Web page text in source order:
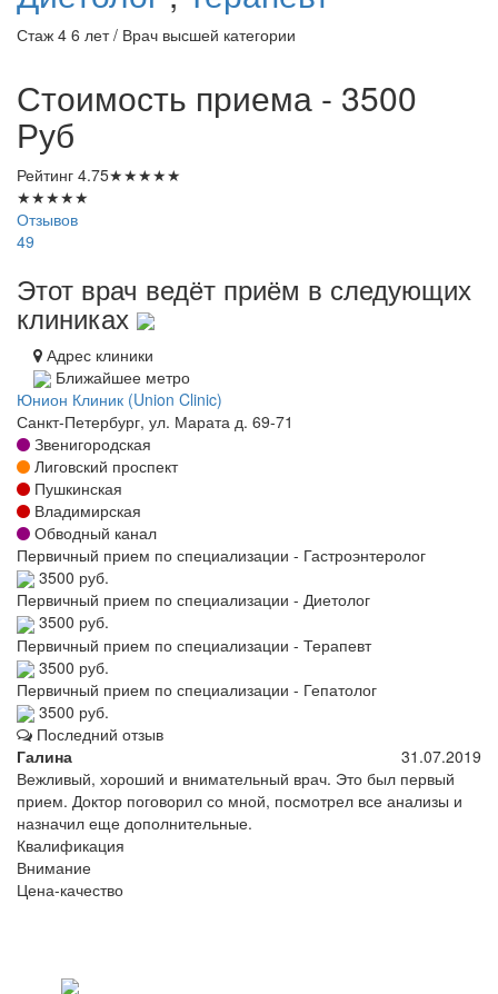
Стаж 4 6 лет / Врач высшей категории
Стоимость приема - 3500
Руб
Рейтинг 4.75★★★★★
★★★★★
Отзывов
49
Этот врач ведёт приём в следующих
клиниках
Адрес клиники
Ближайшее метро
Юнион Клиник (Union Clinic)
Санкт-Петербург, ул. Марата д. 69-71
Звенигородская
Лиговский проспект
Пушкинская
Владимирская
Обводный канал
Первичный прием по специализации - Гастроэнтеролог
3500 руб.
Первичный прием по специализации - Диетолог
3500 руб.
Первичный прием по специализации - Терапевт
3500 руб.
Первичный прием по специализации - Гепатолог
3500 руб.
Последний отзыв
Галина
31.07.2019
Вежливый, хороший и внимательный врач. Это был первый
прием. Доктор поговорил со мной, посмотрел все анализы и
назначил еще дополнительные.
Квалификация
Внимание
Цена-качество